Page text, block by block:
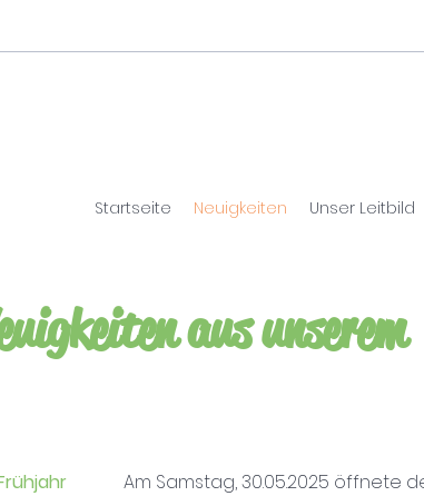
Startseite Neuigkeiten Unser Leitbild
aus
Am Samstag, 30.05.2025 öffnete